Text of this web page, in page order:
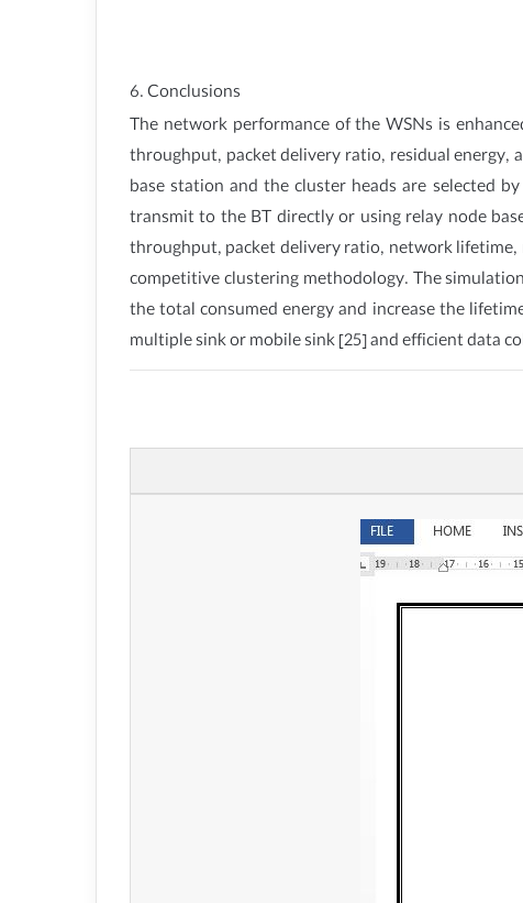
6. Conclusions
The network performance of the WSNs is
throughput, packet delivery ratio, residual energy,
base station and the cluster heads are selected
transmit to the BT directly or using relay node
throughput, packet delivery ratio, network lifetime,
competitive clustering methodology. The
the total consumed energy and increase the
multiple sink or mobile sink [25] and efficient data